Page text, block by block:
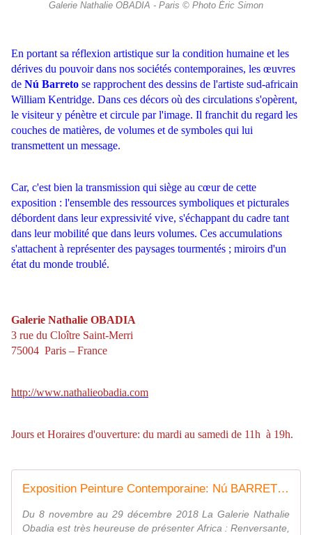
Galerie Nathalie OBADIA - Paris © Photo Éric Simon
En portant sa réflexion artistique sur la condition humaine et les
dérives du pouvoir dans nos sociétés contemporaines, les œuvres
de Nú Barreto se rapprochent des dessins de l'artiste sud-africain
William Kentridge. Dans ces décors où des circulations s'opèrent,
le visiteur y pénètre et circule par l'image. Il franchit du regard les
couches de matières, de volumes et de symboles qui lui
transmettent un message.
Car, c'est bien la transmission qui siège au cœur de cette
exposition : l'ensemble des ressources symboliques et picturales
débordent dans leur expressivité vive, s'échappant du cadre tant
dans leur mobilité que dans leurs volumes. Ces accumulations
s'attachent à représenter des paysages tourmentés ; miroirs d'un
état du monde troublé.
Galerie Nathalie OBADIA
3 rue du Cloître Saint-Merri
75004 Paris – France
http://www.nathalieobadia.com
Jours et Horaires d'ouverture: du mardi au samedi de 11h à 19h.
Exposition Peinture Contemporaine: Nú BARRETO " Africa: Renversante, renversée " - ACTUART by Eric SIMON
Du 8 novembre au 29 décembre 2018 La Galerie Nathalie
Obadia est très heureuse de présenter Africa : Renversante,